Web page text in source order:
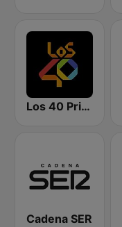
Los 40 Principales
Cadena SER